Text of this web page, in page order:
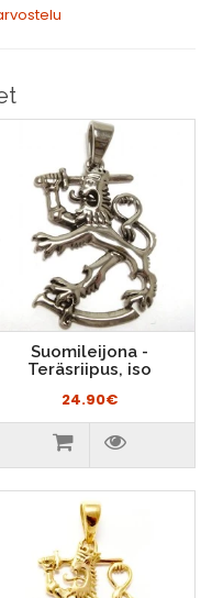
Suomileijona -
Teräsriipus, iso
24.90€